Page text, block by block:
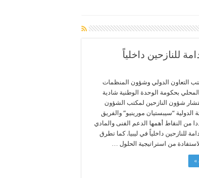
للنازحين داخلياً
التعاون الدولي وشؤون المنظمات
بحكومة الوحدة الوطنية شادية
شؤون النازحين لمكتب الشؤون
الدولية “سيبستيان مورينيو” والفريق
من النقاط أهمها الدعم الفنى والمادي
للنازحين داخلياً في ليبيا. كما تطرق
من استراتيجية الحلول …
»